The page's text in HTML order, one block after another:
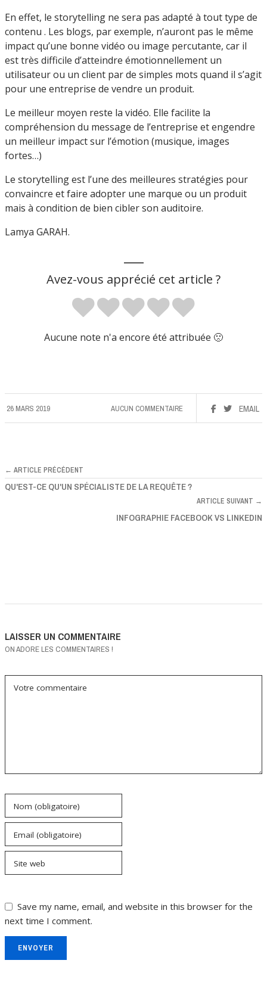
En effet, le storytelling ne sera pas adapté à tout type de
contenu . Les blogs, par exemple, n’auront pas le même
impact qu’une bonne vidéo ou image percutante, car il
est très difficile d’atteindre émotionnellement un
utilisateur ou un client par de simples mots quand il s’agit
pour une entreprise de vendre un produit.
Le meilleur moyen reste la vidéo. Elle facilite la
compréhension du message de l’entreprise et engendre
un meilleur impact sur l’émotion (musique, images
fortes…)
Le storytelling est l’une des meilleures stratégies pour
convaincre et faire adopter une marque ou un produit
mais à condition de bien ciblerson auditoire.
Lamya GARAH.
Avez-vous apprécié cet article ?
Aucune note n'a encore été attribuée 🙁
26 MARS 2019 EMAIL
AUCUN COMMENTAIRE
← ARTICLE PRÉCÉDENT
QU'EST-CE QU'UN SPÉCIALISTE DE LA REQUÊTE ?
ARTICLE SUIVANT →
INFOGRAPHIE FACEBOOK VS LINKEDIN
LAISSER UN COMMENTAIRE
ON ADORE LES COMMENTAIRES !
Votre commentaire
Nom (obligatoire)
Email (obligatoire)
Site web
Save my name, email, and website in this browser for the
next time I comment.
ENVOYER